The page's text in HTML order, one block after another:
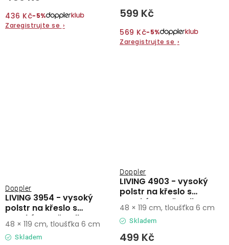
436 Kč−5%
Zaregistrujte se ›
599 Kč
569 Kč−5%
Zaregistrujte se ›
LIVING 3954 - vysoký
polstr na křeslo s
vysokým opěradlem
Doppler
Skladem
48 × 119 cm, tloušťka 6 cm
LIVING 4903 - vysoký
polstr na křeslo s
vysokým opěradlem
Doppler
Skladem
499 Kč
48 × 119 cm, tloušťka 6 cm